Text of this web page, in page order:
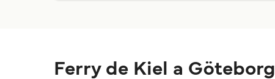
Ferry de Kiel a Göteborg